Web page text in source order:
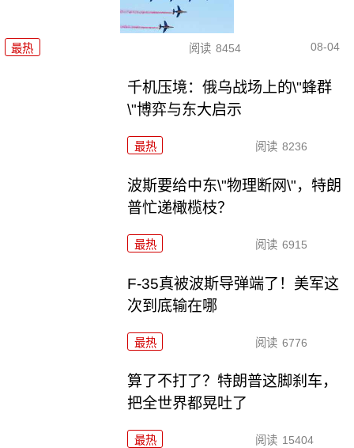
最热 阅读 8454 08-04
千机压境：俄乌战场上的\"蜂群
\"博弈与东大启示
最热 阅读 8236
波斯要给中东\"物理断网\"，特朗
普忙递橄榄枝？
最热 阅读 6915
F-35真被波斯导弹端了！美军这
次到底输在哪
最热 阅读 6776
算了不打了？特朗普这脚刹车，
把全世界都晃吐了
最热 阅读 15404